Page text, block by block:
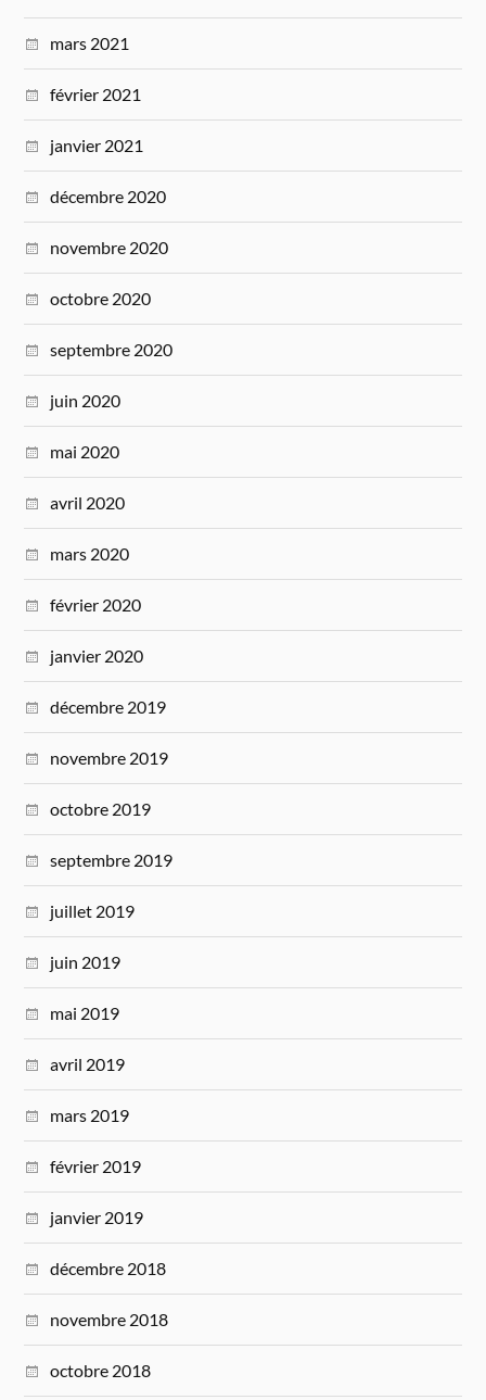
mars 2021
février 2021
janvier 2021
décembre 2020
novembre 2020
octobre 2020
septembre 2020
juin 2020
mai 2020
avril 2020
mars 2020
février 2020
janvier 2020
décembre 2019
novembre 2019
octobre 2019
septembre 2019
juillet 2019
juin 2019
mai 2019
avril 2019
mars 2019
février 2019
janvier 2019
décembre 2018
novembre 2018
octobre 2018